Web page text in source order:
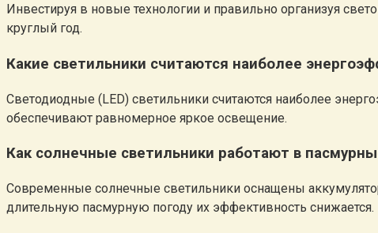
Инвестируя в новые технологии и правильно организуя
круглый год.
Какие светильники считаются наиболее
Светодиодные (LED) светильники считаются наиболее
обеспечивают равномерное яркое освещение.
Как солнечные светильники работают в
Современные солнечные светильники оснащены
длительную пасмурную погоду их эффективность снижается.